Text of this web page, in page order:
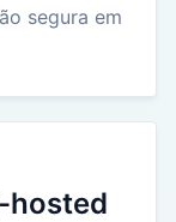
segura em
hosted